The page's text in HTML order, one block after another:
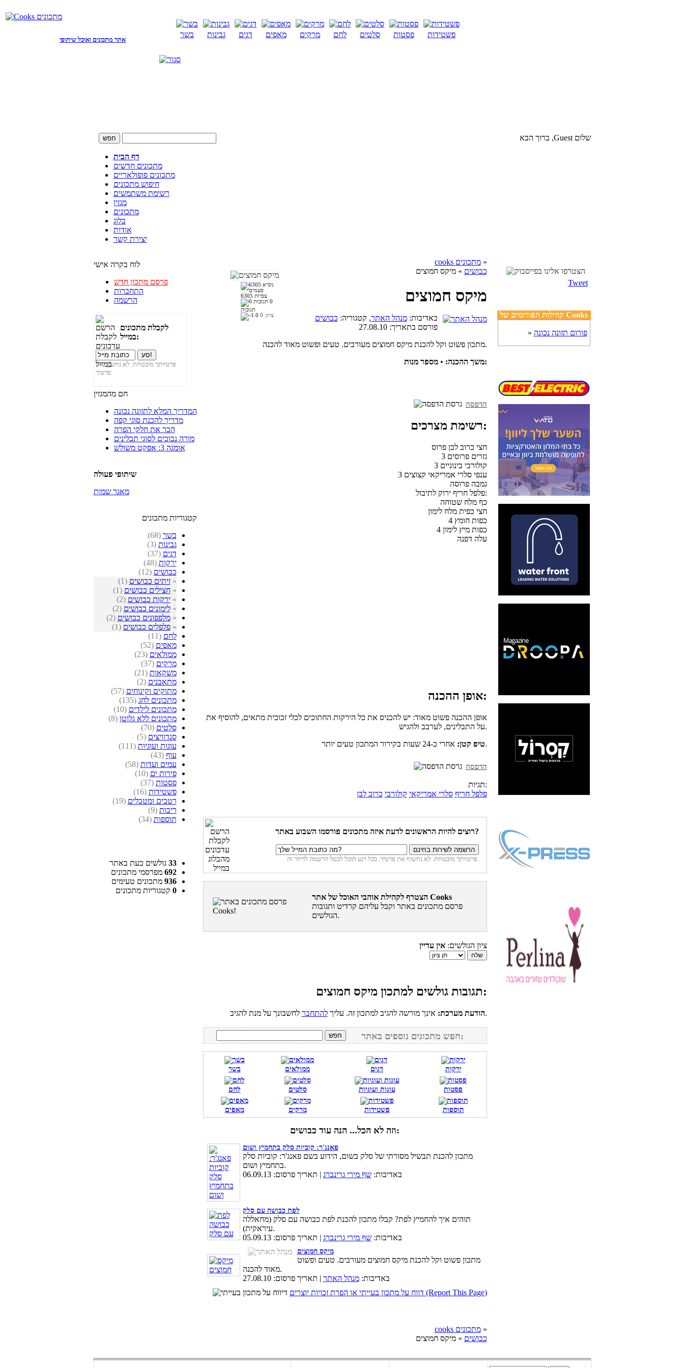
אתר מתכונים ואוכל שיתופי
בשר גבינות דגים מאפים מרקים לחם סלטים פסטות פשטידות
שלום Guest, ברוך הבא
דף הבית
מתכונים חדשים
מתכונים פופולאריים
חיפוש מתכונים
רשימת משתמשים
מגזין
מתכונים
בלוג
אודות
יצירת קשר
לוח בקרה אישי
פרסם מתכון חדש
התחברות
הרשמה
לקבלת מתכונים
במייל:
פרטיותך מובטחת. לא נחשוף את
פרטיך.
חם מהמגזין
המדריך המלא לתזונה נכונה
מדריך להכנת סוגי קפה
הכר את חלקי הפרה
מורה נבוכים לסוגי תבלינים
אומגה 3: אפקט משולש
שיתופי פעולה
מאגר שמות
קטגוריות מתכונים
בשר (68)
גבינות (3)
דגים (37)
ירקות (48)
כבושים (12)
»זיתים כבושים (1)
»חצילים כבושים (1)
»ירקות כבושים (2)
»לימונים כבושים (2)
»מלפפונים כבושים (2)
»פלפלים כבושים (1)
לחם (11)
מאפים (52)
ממולאים (23)
מרקים (37)
משקאות (21)
מתאבנים (2)
מתוקים וקינוחים (57)
מתכונים לחג (135)
מתכונים לילדים (10)
מתכונים ללא גלוטן (8)
סלטים (70)
סנדוויצים (5)
עוגות ועוגיות (111)
עוף (43)
עמים ועדות (58)
פירות ים (10)
פסטות (37)
פשטידות (16)
רטבים ומטבלים (19)
ריבות (9)
תוספות (34)
33 גולשים כעת באתר
692 מפרסמי מתכונים
936 מתכונים טעימים
0 קטגוריות מתכונים
6305 צפיות
0
תגובות
ציון: 0
cooks מתכונים»
כבושים » מיקס חמוצים
מיקס חמוצים
באדיבות:מנהל האתר, קטגוריה: כבושים
פורסם בתאריך:27.08.10
מתכון פשוט וקל להכנת מיקס חמוצים מעורבים. טעים ופשוט מאוד להכנה.
משך ההכנה: • מספר מנות:
הדפסה
רשימת מצרכים:
חצי כרוב לבן פרוס
3 גזרים פרוסים
3 קולורבי בינוניים
3 ענפי סלרי אמריקאי קצוצים
גמבה פרוסה
פלפל חריף ירוק לתיבול:
כף מלח שטוחה
חצי כפית מלח לימון
4 כפות חומץ
4 כפות מיץ לימון
עלה דפנה
אופן ההכנה:
אופן ההכנה פשוט מאוד: יש להכניס את כל הירקות החתוכים לכלי זכוכית מתאים, להוסיף את
על התבלינים, לערבב ולהגיש.
טיפ קטן:אחרי כ-24 שעות בקירור המתכון טעים יותר.
הדפסה
תגיות:
פלפל חריף סלרי אמריקאי קולורבי כרוב לבן
רוצים להיות הראשונים לדעת איזה מתכונים פורסמו השבוע באתר?
פרטיותך מובטחת. לא נחשוף את פרטיך. בכל רגע תוכל לבטל הרשמה לדיוור זה.
הצטרף לקהילת אוהבי האוכל של אתר Cooks
פרסם מתכונים באתר וקבל עליהם קרדיט ותגובות
הגולשים.
ציון הגולשים:אין עדיין
תגובות גולשים למתכון מיקס חמוצים:
הודעת מערכת: אינך מורשה להגיב למתכון זה. עליךלהתחבר לחשבונך על מנת להגיב.
חפש מתכונים נוספים באתר:
בשר ממולאים דגים ירקות
לחם סלטים עוגות ועוגיות פסטות
מאפים מרקים פשטידות תוספות
וזה לא הכל... הנה עוד כבושים:
פאנג'ר: קוביות סלק בתחמיץ ושום
מתכון להכנת תבשיל מסורתי של סלק בשום, הידוע בשם פאנג'ר: קוביות סלק
בתחמיץ ושום.
באדיבות:שף מירי גרינברג | תאריך פרסום: 06.09.13
לפת כבושה עם סלק
תוהים איך להחמיץ לפת? קבלו מתכון להכנת לפת כבושה עם סלק (מחאללה
עיראקית).
באדיבות:שף מירי גרינברג | תאריך פרסום: 05.09.13
מיקס חמוצים
מתכון פשוט וקל להכנת מיקס חמוצים מעורבים. טעים ופשוט
מאוד להכנה.
באדיבות:מנהל האתר | תאריך פרסום: 27.08.10
דווח על מתכון בעייתי או הפרת זכויות יוצרים (Report This Page)
cooks מתכונים»
כבושים » מיקס חמוצים
Tweet
קהילות הפורומים של Cooks
» פורום תזונה נכונה